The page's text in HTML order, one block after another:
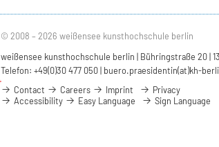
© 2008 – 2026 weißensee kunsthochschule berlin
weißensee kunsthochschule berlin | Bühringstraße 20 |
Telefon: +49(0)30 477 050 | buero.praesidentin(at)kh-
Contact
Careers Imprint
Privacy
Accessibility
Easy Language Sign Language